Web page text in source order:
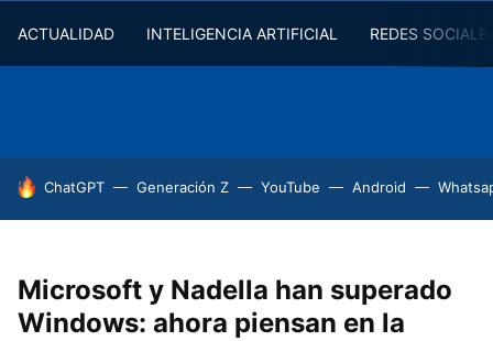
ACTUALIDAD INTELIGENCIA ARTIFICIAL REDES
HOY SE HABLA DE
ChatGPT Generación Z YouTube Android
Microsoft y Nadella han superado
Windows: ahora piensan en la